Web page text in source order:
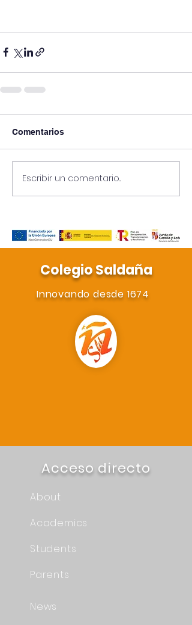
Comentarios
Escribir un comentario...
Colegio Saldaña
Innovando desde 1674
Acceso directo
About
Academics
Students
Parents
News